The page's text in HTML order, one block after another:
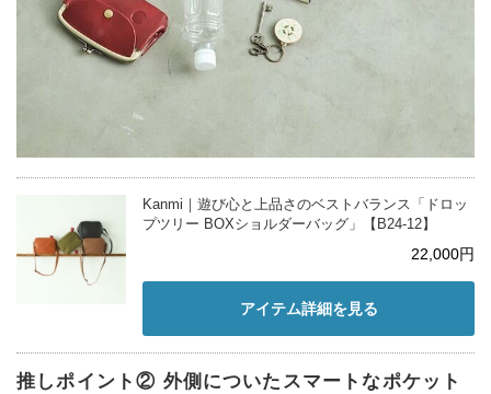
Kanmi｜遊び心と上品さのベストバランス「ドロッ
プツリー BOXショルダーバッグ」【B24-12】
22,000円
アイテム詳細を見る
推しポイント② 外側についたスマートなポケット